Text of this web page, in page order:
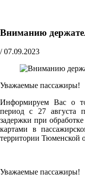
Вниманию
/ 07.09.2023
Уважаемые пассажиры!
Информируем Вас о
период с 27 августа
задержки при
картами в
территории Тюменской
Уважаемые пассажиры!